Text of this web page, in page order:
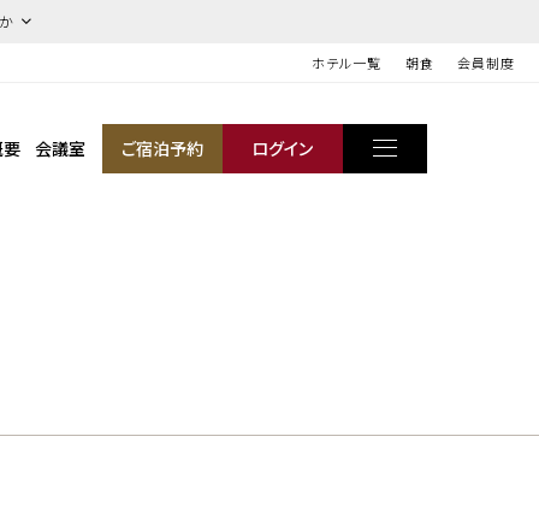
ホテル一覧 朝食 会員制度
要 会議室 ご宿泊予約 ログイン